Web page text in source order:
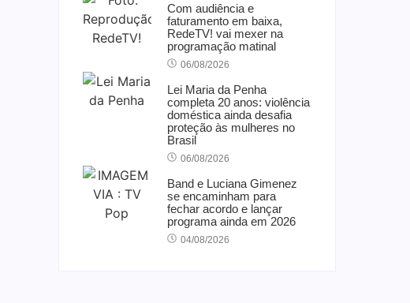
Com audiência e
faturamento em baixa,
RedeTV! vai mexer na
programação matinal
06/08/2026
Lei Maria da Penha
completa 20 anos: violência
doméstica ainda desafia
proteção às mulheres no
Brasil
06/08/2026
Band e Luciana Gimenez
se encaminham para
fechar acordo e lançar
programa ainda em 2026
04/08/2026